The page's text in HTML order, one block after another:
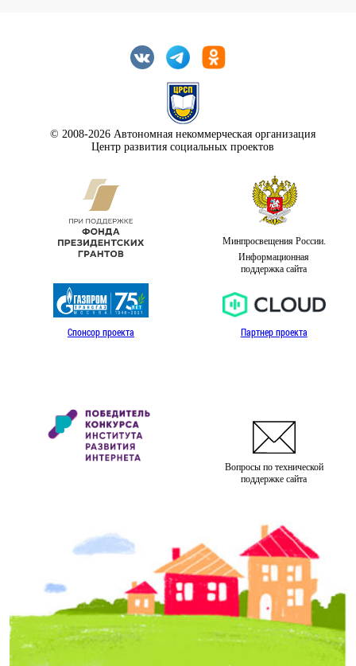
© 2008-2026 Автономная некоммерческая организация
Центр развития социальных проектов
Минпросвещения России.
Информационная
поддержка сайта
Спонсор проекта Партнер проекта
Вопросы по технической
поддержке сайта